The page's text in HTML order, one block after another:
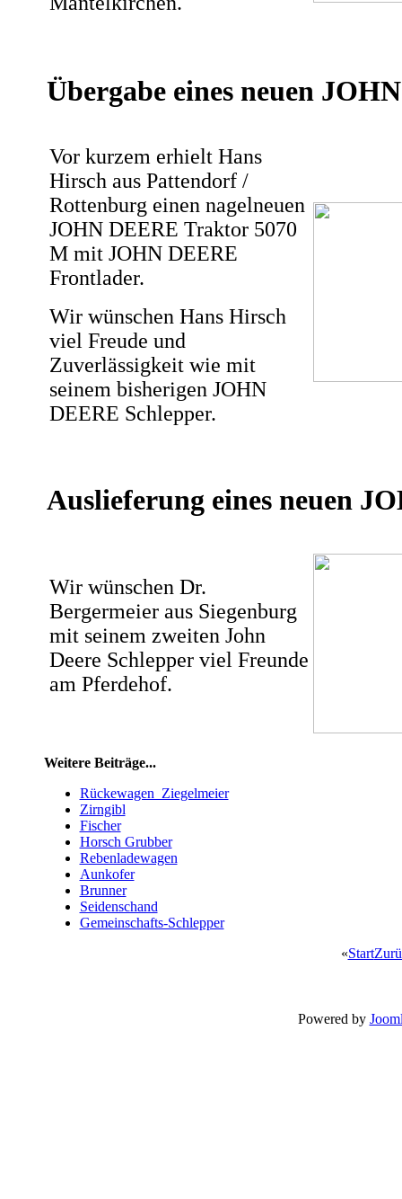
Übergabe eines neuen
Vor kurzem erhielt Hans
Hirsch aus Pattendorf /
Rottenburg einen nagelneuen
JOHN DEERE Traktor 5070
M mit JOHN DEERE
Frontlader.
Wir wünschen Hans Hirsch
viel Freude und
Zuverlässigkeit wie mit
seinem bisherigen JOHN
DEERE Schlepper.
Auslieferung eines neuen
Wir wünschen Dr.
Bergermeier aus Siegenburg
mit seinem zweiten John
Deere Schlepper viel Freunde
am Pferdehof.
Weitere Beiträge...
Rückewagen_Ziegelmeier
Zirngibl
Fischer
Horsch Grubber
Rebenladewagen
Aunkofer
Brunner
Seidenschand
Gemeinschafts-Schlepper
«Start
Powered by